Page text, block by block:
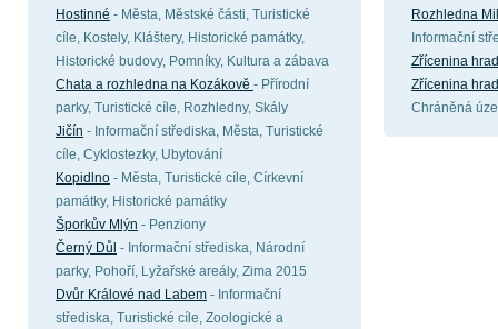
Hostinné - Města, Městské části, Turistické
cíle, Kostely, Kláštery, Historické památky,
Historické budovy, Pomníky, Kultura a zábava
Chata a rozhledna na Kozákově - Přírodní
parky, Turistické cíle, Rozhledny, Skály
Jičín - Informační střediska, Města, Turistické
cíle, Cyklostezky, Ubytování
Kopidlno - Města, Turistické cíle, Církevní
památky, Historické památky
Šporkův Mlýn - Penziony
Černý Důl - Informační střediska, Národní
parky, Pohoří, Lyžařské areály, Zima 2015
Dvůr Králové nad Labem - Informační
střediska, Turistické cíle, Zoologické a
Rozhledna
Informační
Zřícenina
Zřícenina
Chráněná